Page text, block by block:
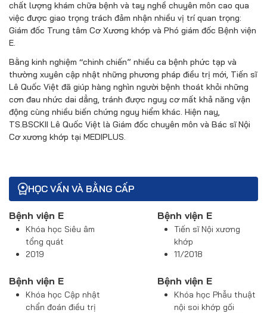
chất lượng khám chữa bệnh và tay nghề chuyên môn cao qua
việc được giao trọng trách đảm nhận nhiều vị trí quan trọng:
Giám đốc Trung tâm Cơ Xương khớp và Phó giám đốc Bệnh viện
E.
Bằng kinh nghiệm “chinh chiến” nhiều ca bệnh phức tạp và
thường xuyên cập nhật những phương pháp điều trị mới, Tiến sĩ
Lê Quốc Việt đã giúp hàng nghìn người bệnh thoát khỏi những
cơn đau nhức dai dẳng, tránh được nguy cơ mất khả năng vận
động cùng nhiều biến chứng nguy hiểm khác. Hiện nay,
TS.BSCKII Lê Quốc Việt là Giám đốc chuyên môn và Bác sĩ Nội
Cơ xương khớp tại MEDIPLUS.
HỌC VẤN VÀ BẰNG CẤP
Bệnh viện E
Khóa học Siêu âm
tổng quát
2019
Bệnh viện E
Tiến sĩ Nội xương
khớp
11/2018
Bệnh viện E
Khóa học Cập nhật
chẩn đoán điều trị
Bệnh viện E
Khóa học Phẫu thuật
nội soi khớp gối